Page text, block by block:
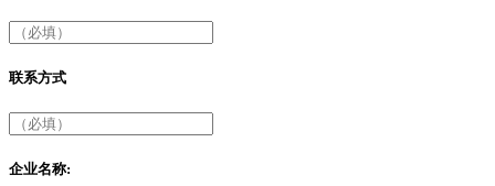
联系方式
企业名称: